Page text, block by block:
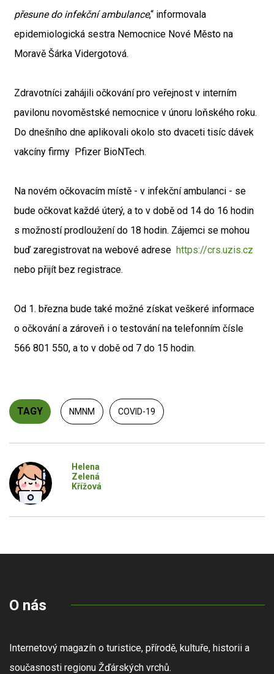
přesune do infekční ambulance,“ informovala
epidemiologická sestra Nemocnice Nové Město na
Moravě Šárka Vidergotová.
Zdravotníci zahájili očkování pro veřejnost v interním
pavilonu novoměstské nemocnice v únoru loňského roku.
Do dnešního dne aplikovali okolo sto dvaceti tisíc dávek
vakcíny firmy Pfizer BioNTech.
Na novém očkovacím místě - v infekční ambulanci - se
bude očkovat každé úterý, a to v době od 14 do 16 hodin
s možností prodloužení do 18 hodin. Zájemci se mohou
buď zaregistrovat na webové adrese https://crs.uzis.cz
nebo přijít bez registrace.
Od 1. března bude také možné získat veškeré informace
o očkování a zároveň i o testování na telefonním čísle
566 801 550, a to v době od 7 do 15 hodin.
TAGY NMNM COVID-19
Helena
Zelená
Křížová
O nás
Internetový magazín o turistice, přírodě, kultuře, historii a
současnosti regionu Žďárských vrchů.